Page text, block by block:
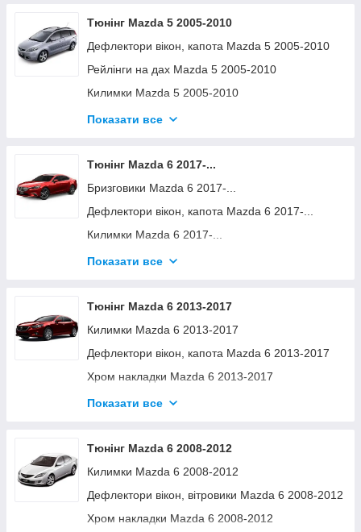
Бризговики Mazda 3 2004-2008
Поперечини та аксесуари Mazda 3 2004-2008
Тюнінг Mazda 5 2005-2010
Дефлектори вікон, капота Mazda 5 2005-2010
Рейлінги на дах Mazda 5 2005-2010
Килимки Mazda 5 2005-2010
Хром накладки Mazda 5 2005-2010
Показати все
Тюнінг Mazda 6 2017-...
Бризговики Mazda 6 2017-...
Дефлектори вікон, капота Mazda 6 2017-...
Килимки Mazda 6 2017-...
Хром накладки Mazda 6 2017-...
Показати все
Тюнінг Mazda 6 2013-2017
Килимки Mazda 6 2013-2017
Дефлектори вікон, капота Mazda 6 2013-2017
Хром накладки Mazda 6 2013-2017
Бризговики Mazda 6 2013-2017
Показати все
Тюнінг Mazda 6 2008-2012
Килимки Mazda 6 2008-2012
Дефлектори вікон, вітровики Mazda 6 2008-2012
Хром накладки Mazda 6 2008-2012